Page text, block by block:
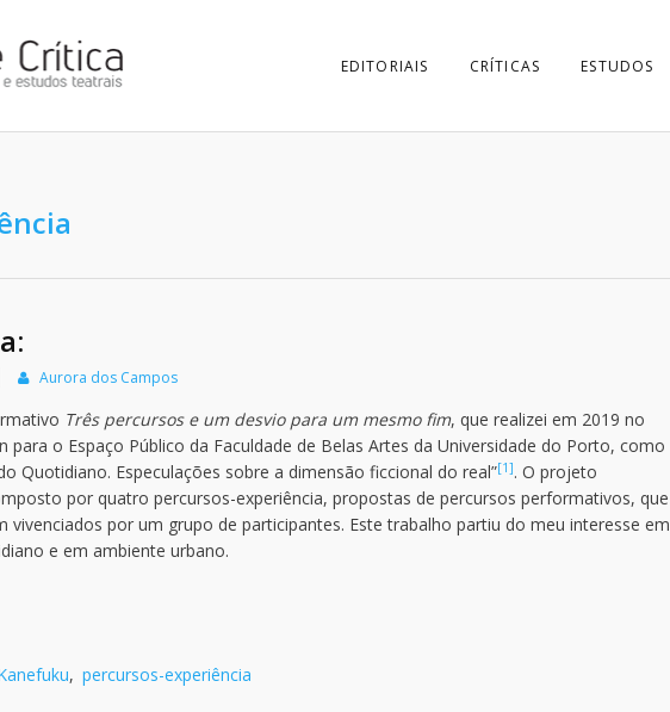
EDITORIAIS CRÍTICAS ESTUDOS
Aurora dos Campos
Três percursos e um desvio para um mesmo fim, que realizei em 2019 no
o Espaço Público da Faculdade de Belas Artes da Universidade do Porto, como
Quotidiano. Especulações sobre a dimensão ficcional do real”[1]. O projeto
por quatro percursos-experiência, propostas de percursos performativos, que
por um grupo de participantes. Este trabalho partiu do meu interesse em
e em ambiente urbano.
, percursos-experiência